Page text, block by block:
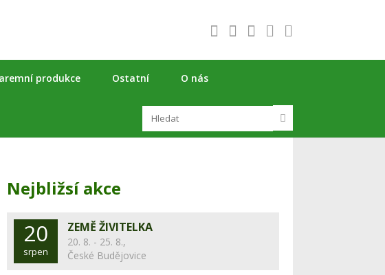
produkce Ostatní O nás
Nejbližsí akce
20
srpen
ZEMĚ ŽIVITELKA
20. 8. - 25. 8.,
České Budějovice